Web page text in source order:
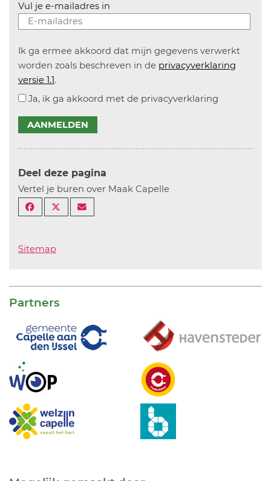
Vul je e-mailadres in
Ik ga ermee akkoord dat mijn gegevens verwerkt
worden zoals beschreven in de privacyverklaring
versie 1.1.
Ja, ik ga akkoord met de privacyverklaring
AANMELDEN
Deel deze pagina
Vertel je buren over Maak Capelle
Sitemap
Partners